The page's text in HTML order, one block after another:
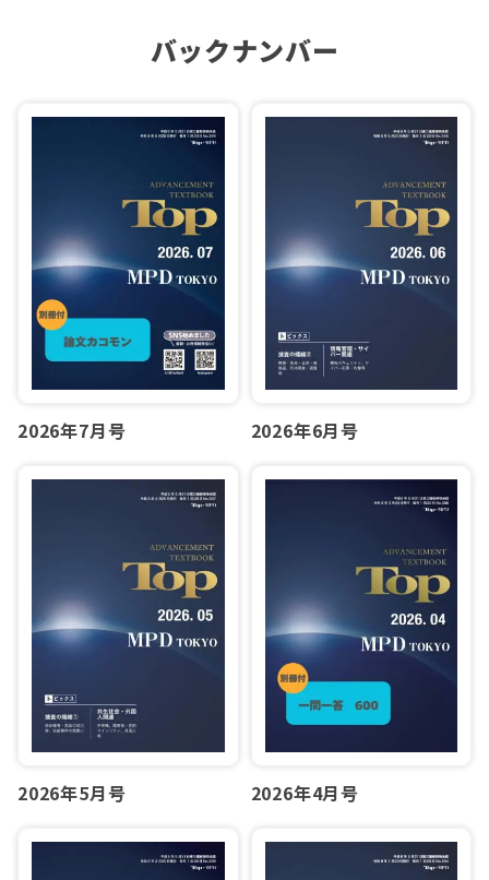
バックナンバー
2026年7月号 2026年6月号
2026年5月号 2026年4月号